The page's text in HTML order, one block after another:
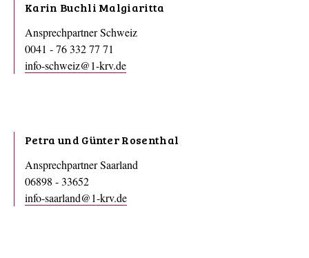
Karin Buchli Malgiaritta
Ansprechpartner Schweiz
0041 - 76 332 77 71
info-schweiz@1-krv.de
Petra und Günter Rosenthal
Ansprechpartner Saarland
06898 - 33652
info-saarland@1-krv.de